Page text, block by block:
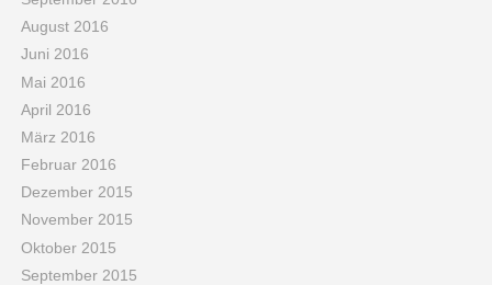
August 2016
Juni 2016
Mai 2016
April 2016
März 2016
Februar 2016
Dezember 2015
November 2015
Oktober 2015
September 2015